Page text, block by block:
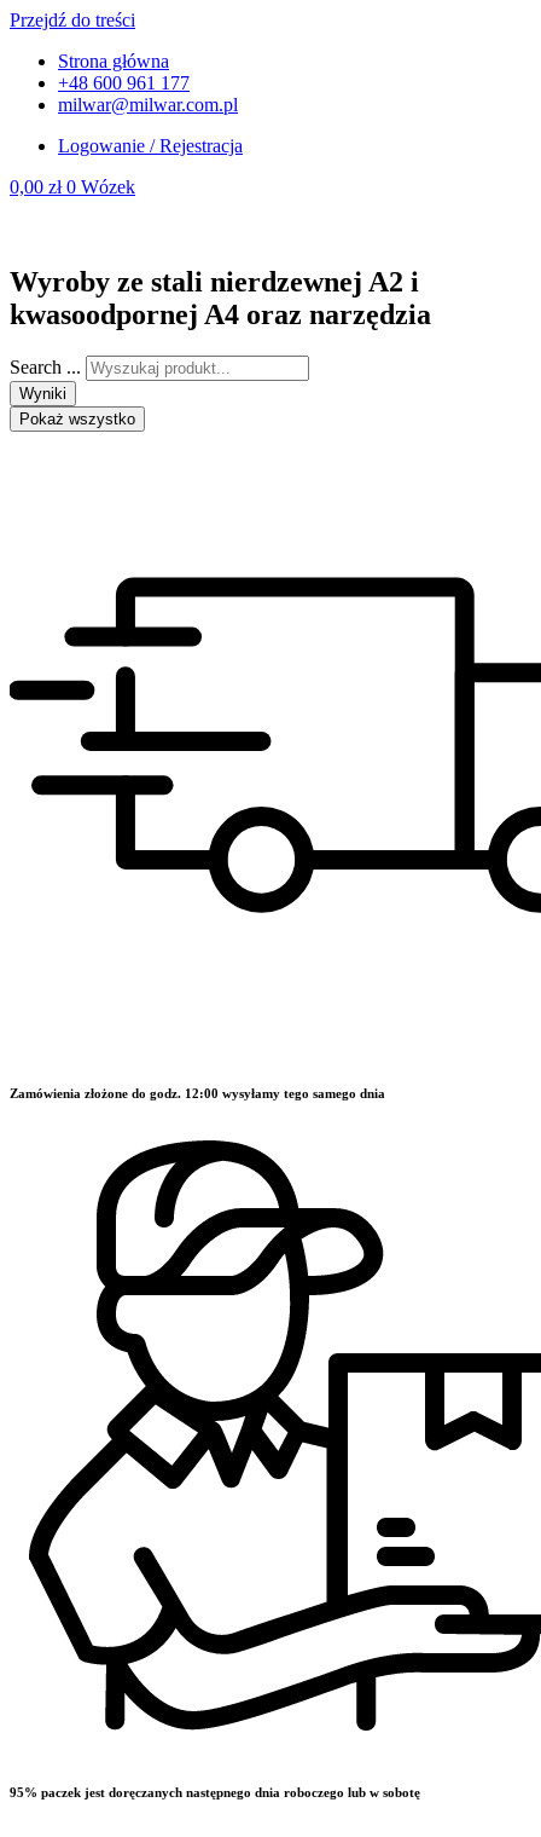
Przejdź do treści
Strona główna
+48 600 961 177
milwar@milwar.com.pl
Logowanie / Rejestracja
0,00 zł 0 Wózek
Wyroby ze stali nierdzewnej A2 i
kwasoodpornej A4 oraz narzędzia
Search ...
Wyniki
Pokaż wszystko
Zamówienia złożone do godz. 12:00 wysyłamy tego samego dnia
95% paczek jest doręczanych następnego dnia roboczego lub w sobotę